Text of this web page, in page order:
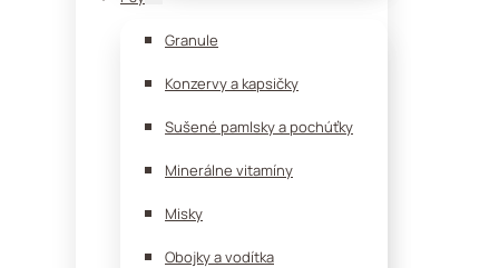
Granule
Konzervy a kapsičky
Sušené pamlsky a pochúťky
Minerálne vitamíny
Misky
Obojky a vodítka